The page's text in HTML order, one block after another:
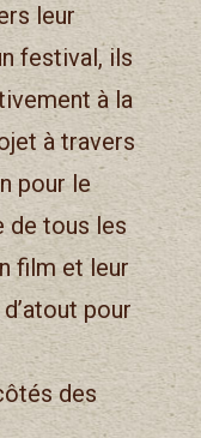
leur
festival, ils
à la
à travers
pour le
de tous les
film et leur
pour
des